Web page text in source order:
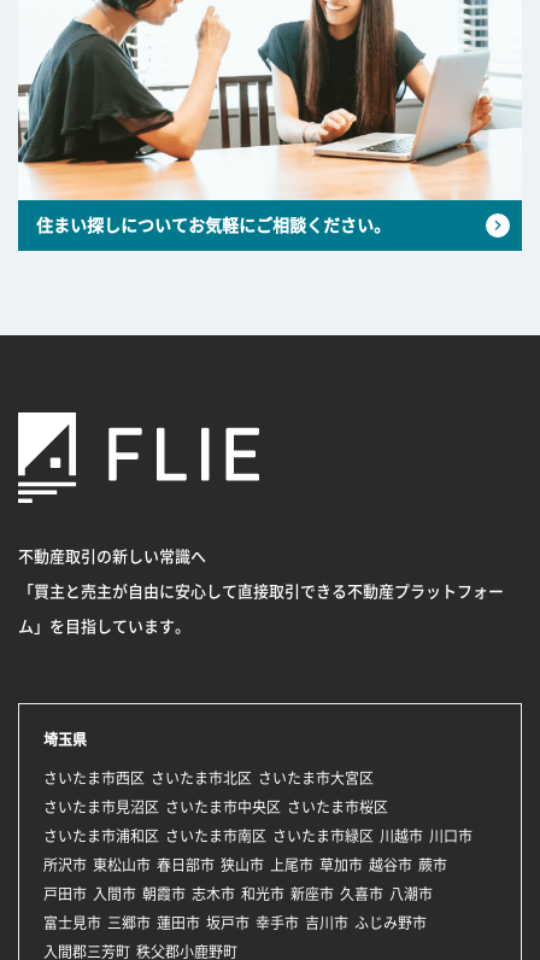
住まい探しについてお気軽にご相談ください。
不動産取引の新しい常識へ
「買主と売主が自由に安心して直接取引できる不動産プラットフォー
ム」を目指しています。
埼玉県
さいたま市西区 さいたま市北区
さいたま市大宮区
さいたま市見沼区
さいたま市中央区
さいたま市桜区
さいたま市浦和区
さいたま市南区 さいたま市緑区 川越市 川口市
所沢市 東松山市 春日部市 狭山市 上尾市 草加市 越谷市 蕨市
戸田市 入間市 朝霞市 志木市 和光市 新座市 久喜市 八潮市
富士見市 三郷市 蓮田市 坂戸市 幸手市 吉川市 ふじみ野市
入間郡三芳町 秩父郡小鹿野町